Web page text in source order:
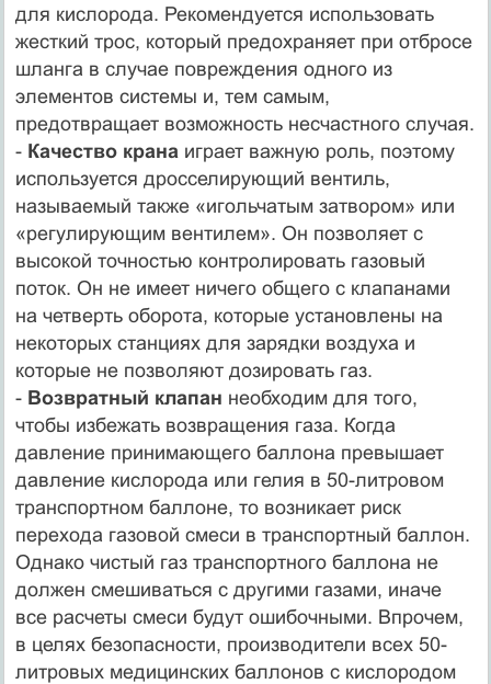
для кислорода. Рекомендуется использовать
жесткий трос, который предохраняет при отбросе
шланга в случае повреждения одного из
элементов системы и, тем самым,
предотвращает возможность несчастного случая.
- Качество крана играет важную роль, поэтому
используется дросселирующий вентиль,
называемый также «игольчатым затвором» или
«регулирующим вентилем». Он позволяет с
высокой точностью контролировать газовый
поток. Он не имеет ничего общего с клапанами
на четверть оборота, которые установлены на
некоторых станциях для зарядки воздуха и
которые не позволяют дозировать газ.
- Возвратный клапан необходим для того,
чтобы избежать возвращения газа. Когда
давление принимающего баллона превышает
давление кислорода или гелия в 50-литровом
транспортном баллоне, то возникает риск
перехода газовой смеси в транспортный баллон.
Однако чистый газ транспортного баллона не
должен смешиваться с другими газами, иначе
все расчеты смеси будут ошибочными. Впрочем,
в целях безопасности, производители всех 50-
литровых медицинских баллонов с кислородом